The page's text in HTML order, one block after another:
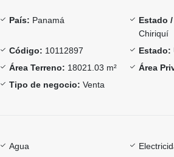
País: Panamá
Estado
Chiriquí
Código: 10112897 Estado:
Área Terreno: 18021.03 m² Área
Tipo de negocio: Venta
Agua